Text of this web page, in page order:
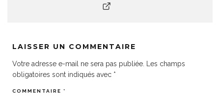
LAISSER UN COMMENTAIRE
Votre adresse e-mail ne sera pas publiée.
Les champs
obligatoires sont indiqués avec *
COMMENTAIRE *